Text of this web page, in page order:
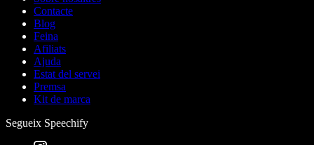
Contacte
Blog
Feina
Afiliats
Ajuda
Estat del servei
Premsa
Kit de marca
Segueix Speechify